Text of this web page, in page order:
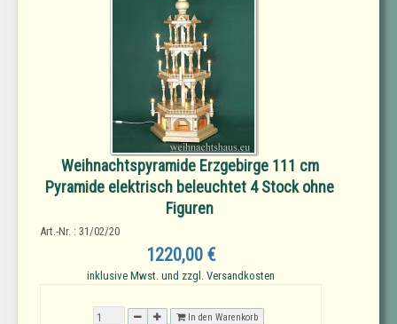
Weihnachtspyramide Erzgebirge 111 cm
Pyramide elektrisch beleuchtet 4 Stock ohne
Figuren
Art.-Nr. : 31/02/20
1220,00 €
inklusive Mwst. und zzgl. Versandkosten
In den Warenkorb